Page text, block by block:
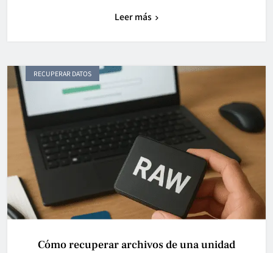
Leer más
RECUPERAR DATOS
Cómo recuperar archivos de una unidad